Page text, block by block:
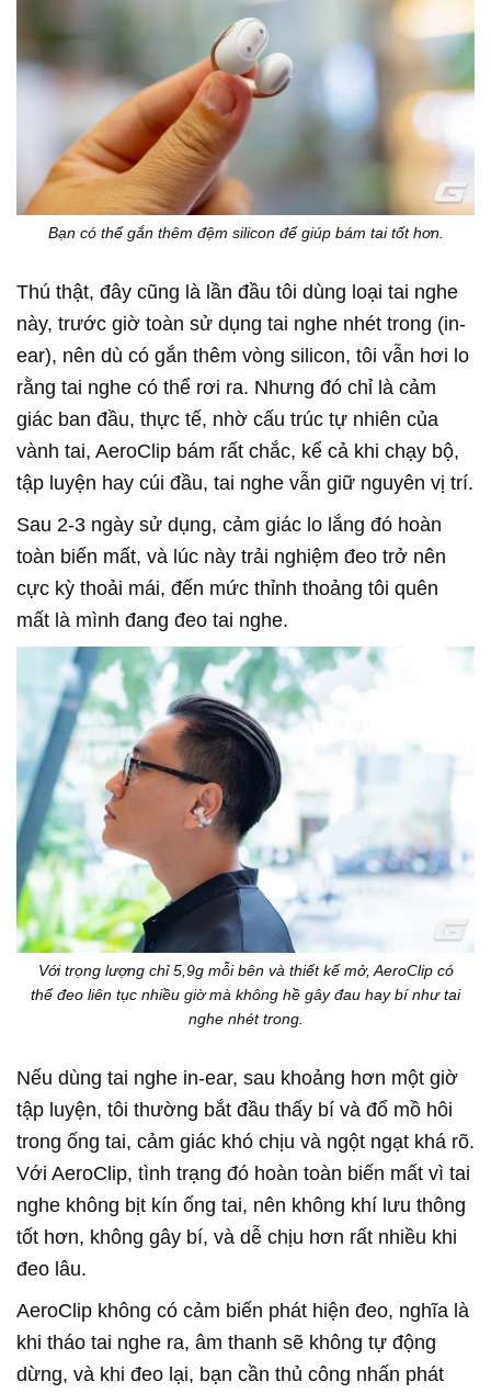
Bạn có thể gắn thêm đệm silicon để giúp bám tai tốt hơn.
Thú thật, đây cũng là lần đầu tôi dùng loại tai nghe
này, trước giờ toàn sử dụng tai nghe nhét trong (in-
ear), nên dù có gắn thêm vòng silicon, tôi vẫn hơi lo
rằng tai nghe có thể rơi ra. Nhưng đó chỉ là cảm
giác ban đầu, thực tế, nhờ cấu trúc tự nhiên của
vành tai, AeroClip bám rất chắc, kể cả khi chạy bộ,
tập luyện hay cúi đầu, tai nghe vẫn giữ nguyên vị trí.
Sau 2-3 ngày sử dụng, cảm giác lo lắng đó hoàn
toàn biến mất, và lúc này trải nghiệm đeo trở nên
cực kỳ thoải mái, đến mức thỉnh thoảng tôi quên
mất là mình đang đeo tai nghe.
Với trọng lượng chỉ 5,9g mỗi bên và thiết kế mở, AeroClip có
thể đeo liên tục nhiều giờ mà không hề gây đau hay bí như tai
nghe nhét trong.
Nếu dùng tai nghe in-ear, sau khoảng hơn một giờ
tập luyện, tôi thường bắt đầu thấy bí và đổ mồ hôi
trong ống tai, cảm giác khó chịu và ngột ngạt khá rõ.
Với AeroClip, tình trạng đó hoàn toàn biến mất vì tai
nghe không bịt kín ống tai, nên không khí lưu thông
tốt hơn, không gây bí, và dễ chịu hơn rất nhiều khi
đeo lâu.
AeroClip không có cảm biến phát hiện đeo, nghĩa là
khi tháo tai nghe ra, âm thanh sẽ không tự động
dừng, và khi đeo lại, bạn cần thủ công nhấn phát